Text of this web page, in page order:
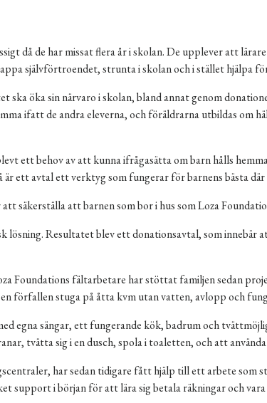
då de har missat flera år i skolan. De upplever att
självförtroendet, strunta i skolan och i stället hjälpa
öka sin närvaro i skolan, bland annat genom
ifatt de andra eleverna, och föräldrarna utbildas om
ett behov av att kunna ifrågasätta om barn hålls
ett avtal ett verktyg som fungerar för barnens bästa
säkerställa att barnen som bor i hus som Loza
Resultatet blev ett donationsavtal, som
Foundations fältarbetare har stöttat familjen sedan
förfallen stuga på åtta kvm utan vatten, avlopp och
egna sängar, ett fungerande kök, badrum och
tvätta sig i en dusch, spola i toaletten, och att
har sedan tidigare fått hjälp till ett arbete som
support i början för att lära sig betala räkningar och